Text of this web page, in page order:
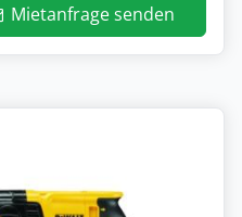
Mietanfrage senden